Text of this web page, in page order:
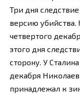
Три дня
версию убийства.
четвертого
этого дня
сторону. У
декабря Николаев
принадлежал к